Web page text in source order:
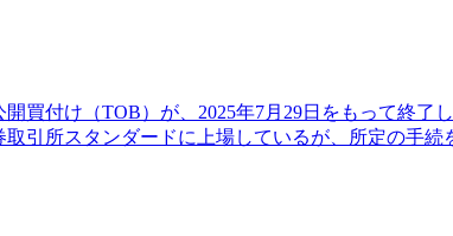
買付け（TOB）が、2025年7月29日をもって終了
引所スタンダードに上場しているが、所定の手